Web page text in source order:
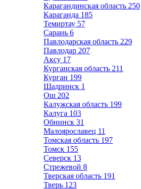
Карагандинская область 250
Караганда 185
Темиртау 57
Сарань 6
Павлодарская область 229
Павлодар 207
Аксу 17
Курганская область 211
Курган 199
Шадринск 1
Ош 202
Калужская область 199
Калуга 103
Обнинск 31
Малоярославец 11
Томская область 197
Томск 155
Северск 13
Стрежевой 8
Тверская область 191
Тверь 123